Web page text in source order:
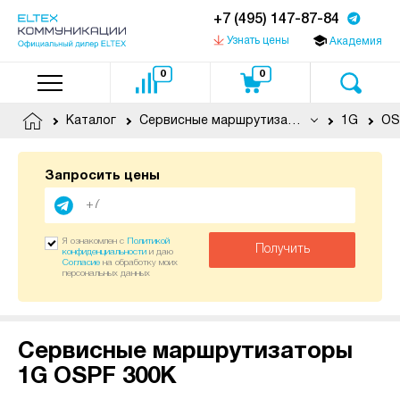
+7 (495) 147-87-84
Узнать цены Академия
0 0
Каталог Сервисные маршрутизаторы 1G
Запросить цены
Получить
Я ознакомлен с
Политикой
конфиденциальности и даю
Согласие на обработку моих
персональных данных
Сервисные маршрутизаторы
1G OSPF 300K